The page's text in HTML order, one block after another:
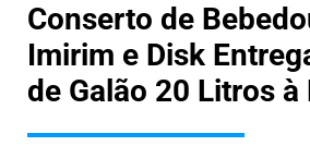
Conserto de
Imirim e Disk
de Galão 20 Litros